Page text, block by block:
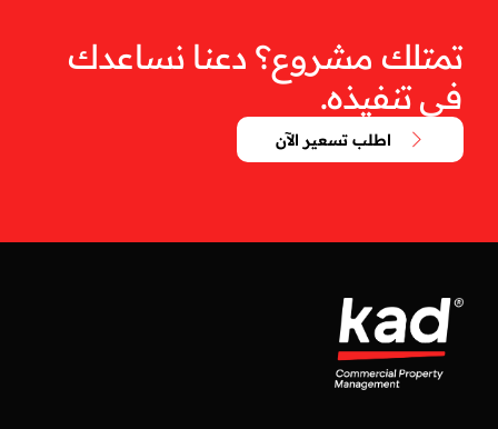
تمتلك مشروع؟ دعنا نساعدك
في تنفيذه.
اطلب تسعير الآن